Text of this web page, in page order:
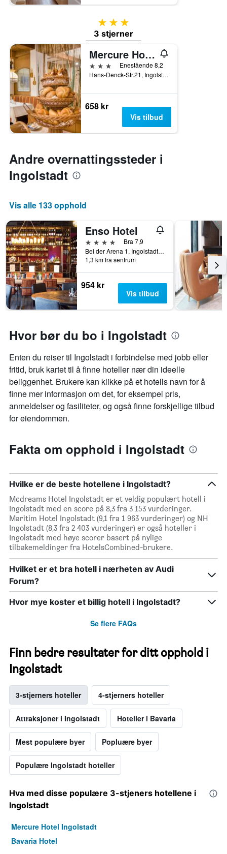
3 stjerner
3 stjerner
Mercure Hotel Ingolstadt
3 stjernerEnestående 8,2
Hans-Denck-Str.21, Ingolstadt, Bavaria, Tyskland
658 kr
Vis tilbud
Andre overnattingssteder i
Ingolstadt
Vis alle 133 opphold
Enso Hotel
4 stjerner
Bra 7,9
Bei der Arena 1, Ingolstadt, Bavaria, Tyskland
1,3 km fra sentrum
954 kr
Vis tilbud
Hvor bør du bo i Ingolstadt
Enten du reiser til Ingolstadt i forbindelse med jobb eller
fritid, bruk kartet til å finne hoteller nær din ideelle
beliggenhet. Brukere kan klikke på et hotells navn for å
finne mer informasjon om det, for eksempel pris,
anmeldelser og fasiliteter, og også finne forskjellige tilbud
for eiendommen.
Fakta om opphold i Ingolstadt
Hvilke er de beste hotellene i Ingolstadt?
Mcdreams Hotel Ingolstadt er et veldig populært hotell i
Ingolstadt med en score på 8,3 fra 3 153 vurderinger.
Maritim Hotel Ingolstadt (9,1 fra 1 963 vurderinger) og NH
Ingolstadt (8,3 fra 2 403 vurderinger) er også hoteller i
Ingolstadt med høye scorer basert på nylige
tilbakemeldinger fra HotelsCombined-brukere.
Hvilket er et bra hotell i nærheten av Audi
Forum?
Hvor mye koster et billig hotell i Ingolstadt?
Se flere FAQs
Finn bedre resultater for ditt opphold i
Ingolstadt
3-stjerners hoteller 4-stjerners hoteller
Attraksjoner i Ingolstadt Hoteller i Bavaria
Mest populære byer Popluære byer
Populære Ingolstadt hoteller
Hva med disse populære 3-stjeners hotellene i
Ingolstadt
Mercure Hotel Ingolstadt
Bavaria Hotel